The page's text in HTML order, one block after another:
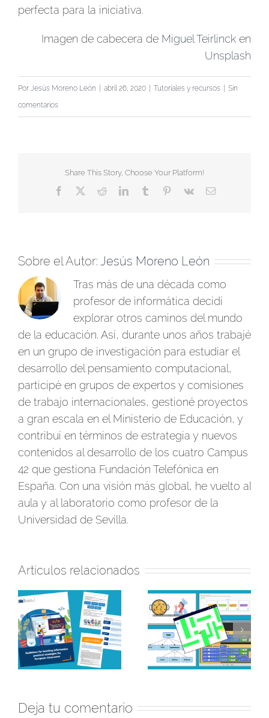
perfecta para la iniciativa.
Imagen de cabecera de Miguel Teirlinck en
Unsplash
Por Jesús Moreno León abril 26, 2020 Tutoriales y recursos
Sin
comentarios
Share This Story, Choose Your Platform!
Facebook RedditLinkedInTumblr Pinterest
Vk
Correo
Sobre el Autor: Jesús Moreno León
Tras más de una década como
profesor de informática decidí
explorar otros caminos del mundo
de la educación. Así, durante unos años trabajé
en un grupo de investigación para estudiar el
desarrollo del pensamiento computacional,
participé en grupos de expertos y comisiones
de trabajo internacionales, gestioné proyectos
a gran escala en el Ministerio de Educación, y
contribuí en términos de estrategia y nuevos
contenidos al desarrollo de los cuatro Campus
42 que gestiona Fundación Telefónica en
España. Con una visión más global, he vuelto al
aula y al laboratorio como profesor de la
Universidad de Sevilla.
Artículos relacionados
REA para trabajar la
variabilidad en el aula:
una nueva dimensión
del pensamiento
computacional
¡Hamelin 77 llega a
Aula Corto! Ideas y
recursos para
acompañar el
visionado de la
película y trabajar la IA
Deja tu comentario